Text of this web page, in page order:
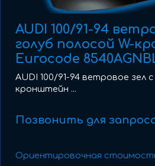
AUDI 100/91-94
голуб полосой W-
Eurocode
AUDI 100/91-94 ветровое зел
кронштейн ...
Позвонить для
Ориентировочная